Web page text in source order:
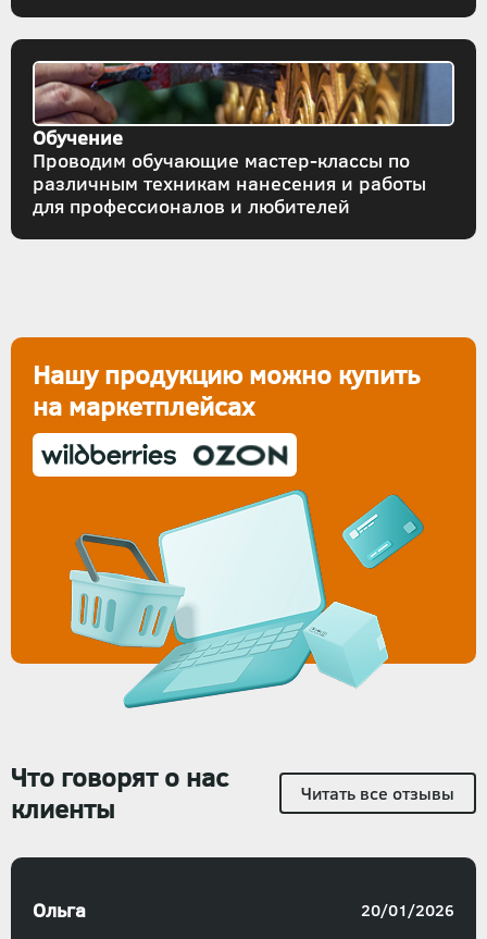
Обучение
Проводим обучающие мастер-классы по
различным техникам нанесения и работы
для профессионалов и любителей
Нашу продукцию можно купить
на маркетплейсах
Что говорят о нас
клиенты
Читать все отзывы
Ольга 20/01/2026